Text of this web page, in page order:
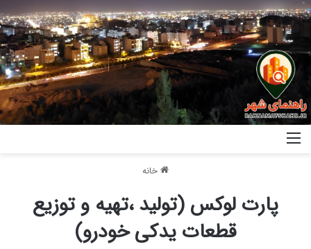
خانه
پارت لوکس (تولید ،تهیه و توزیع
قطعات یدکی خودرو)